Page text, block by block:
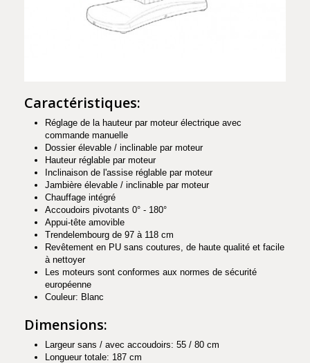
Caractéristiques:
Réglage de la hauteur par moteur électrique avec
commande manuelle
Dossier élevable / inclinable par moteur
Hauteur réglable par moteur
Inclinaison de l'assise réglable par moteur
Jambière élevable / inclinable par moteur
Chauffage intégré
Accoudoirs pivotants 0° - 180°
Appui-tête amovible
Trendelembourg de 97 à 118 cm
Revêtement en PU sans coutures, de haute qualité et facile
à nettoyer
Les moteurs sont conformes aux normes de sécurité
européenne
Couleur: Blanc
Dimensions:
Largeur sans / avec accoudoirs: 55 / 80 cm
Longueur totale: 187 cm